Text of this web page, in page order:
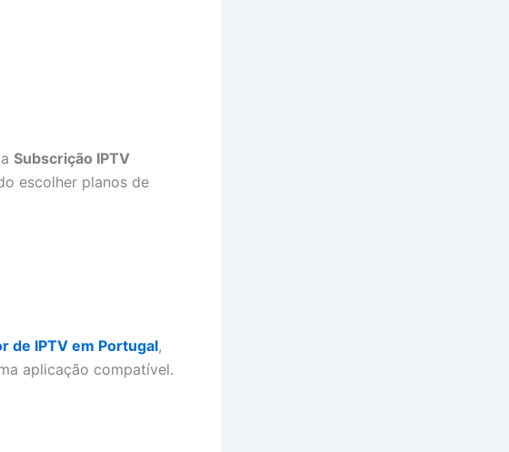
Subscrição IPTV
escolher planos de
de IPTV em Portugal,
aplicação compatível.